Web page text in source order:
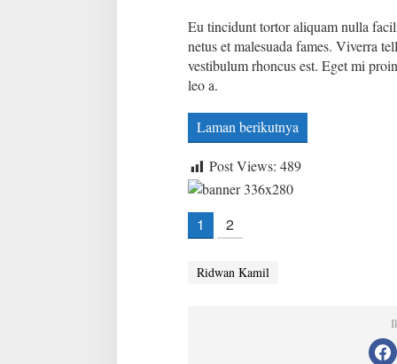
h
u
k
M
a
t
i
!
Eu tincidunt tortor aliquam nulla
netus et malesuada fames. Viverra
vestibulum rhoncus est. Eget mi
leo a.
Laman berikutnya
Post Views: 489
1 2
Ridwan Kamil